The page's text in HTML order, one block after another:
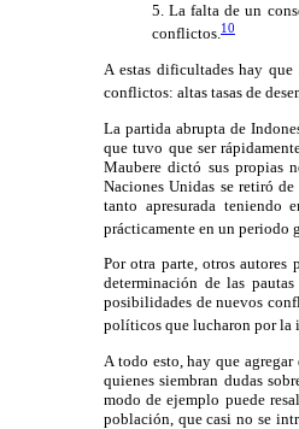
5. La falta de un
conflictos.10
A estas dificultades hay
conflictos: altas tasas de
La partida abrupta de
que tuvo que ser
Maubere dictó sus propias
Naciones Unidas se retiró
tanto apresurada teniendo
prácticamente en un periodo
Por otra parte, otros
determinación de las
posibilidades de nuevos
políticos que lucharon por la
A todo esto, hay que
quienes siembran dudas
modo de ejemplo puede
población, que casi no se